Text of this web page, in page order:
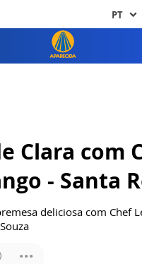
PT
Clara com
- Santa
deliciosa com Chef